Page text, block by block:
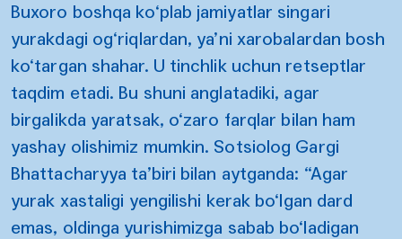
Buxoro boshqa ko‘plab jamiyatlar singari
yurakdagi og‘riqlardan, ya’ni xarobalardan bosh
ko‘targan shahar. U tinchlik uchun retseptlar
taqdim etadi. Bu shuni anglatadiki, agar
birgalikda yaratsak, o‘zaro farqlar bilan ham
yashay olishimiz mumkin. Sotsiolog Gargi
Bhattacharyya ta’biri bilan aytganda: “Agar
yurak xastaligi yengilishi kerak bo‘lgan dard
emas, oldinga yurishimizga sabab bo‘ladigan